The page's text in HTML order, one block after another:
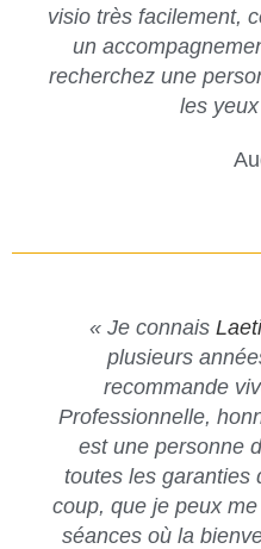
visio très facilement,
un
recherchez une
les
« Je connais
plusieurs
recommande
Professionnelle,
est une personne
toutes les garanties
coup, que je peux
séances où la